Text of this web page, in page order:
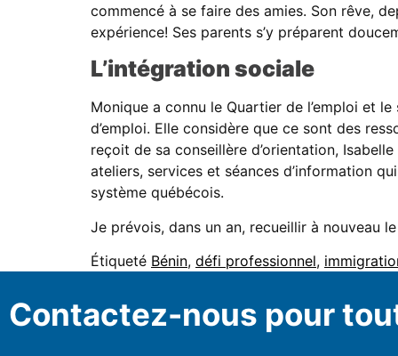
commencé à se faire des amies. Son rêve,
expérience! Ses parents s’y préparent
L’intégration sociale
Monique a connu le Quartier de l’emploi et le
d’emploi. Elle considère que ce sont des
reçoit de sa conseillère d’orientation,
ateliers, services et séances d’information
système québécois.
Je prévois, dans un an, recueillir à nouveau
Étiqueté Bénin, défi professionnel,
Contactez-nous pour